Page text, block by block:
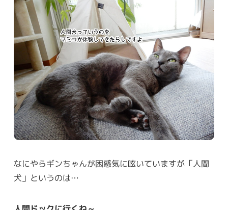
なにやらギンちゃんが困惑気に呟いていますが「人間
犬」というのは…